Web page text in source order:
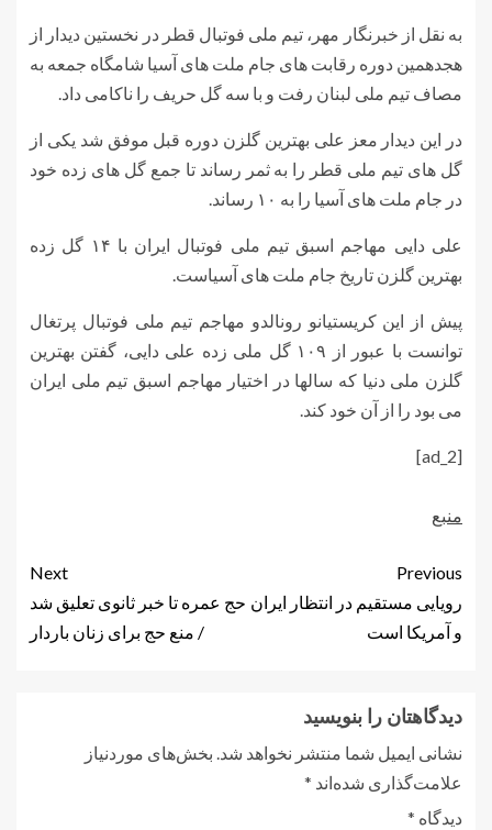
به نقل از خبرنگار مهر، تیم ملی فوتبال قطر در نخستین دیدار از
هجدهمین دوره رقابت های جام ملت های آسیا شامگاه جمعه به
مصاف تیم ملی لبنان رفت و با سه گل حریف را ناکامی داد.
در این دیدار معز علی بهترین گلزن دوره قبل موفق شد یکی از
گل های تیم ملی قطر را به ثمر رساند تا جمع گل های زده خود
در جام ملت های آسیا را به ۱۰ رساند.
علی دایی مهاجم اسبق تیم ملی فوتبال ایران با ۱۴ گل زده
بهترین گلزن تاریخ جام ملت های آسیاست.
پیش از این کریستیانو رونالدو مهاجم تیم ملی فوتبال پرتغال
توانست با عبور از ۱۰۹ گل ملی زده علی دایی، گفتن بهترین
گلزن ملی دنیا که سالها در اختیار مهاجم اسبق تیم ملی ایران
می بود را از آن خود کند.
[ad_2]
منبع
Previous
رویایی مستقیم در انتظار ایران
و آمریکا است
Next
حج عمره تا خبر ثانوی تعلیق شد
/ منع حج برای زنان باردار
دیدگاهتان را بنویسید
نشانی ایمیل شما منتشر نخواهد شد. بخش‌های موردنیاز
علامت‌گذاری شده‌اند *
دیدگاه *